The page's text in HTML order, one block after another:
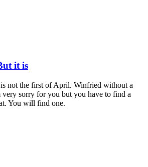
it is
not the first of April. Winfried without a
sorry for you but you have to find a
You will find one.